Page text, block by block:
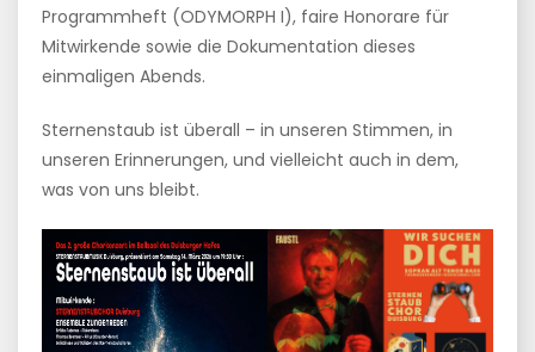
Programmheft (ODYMORPH I), faire Honorare für
Mitwirkende sowie die Dokumentation dieses
einmaligen Abends.
Sternenstaub ist überall – in unseren Stimmen, in
unseren Erinnerungen, und vielleicht auch in dem,
was von uns bleibt.